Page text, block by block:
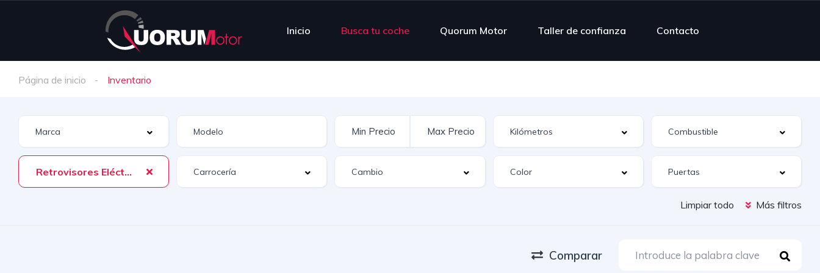
Inicio Busca tu coche Quorum Motor Taller de confianza Contacto
Página de inicio Inventario
Retrovisores Eléctricos
Limpiar todo Más filtros
Comparar